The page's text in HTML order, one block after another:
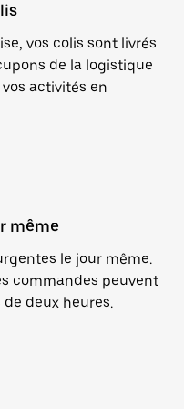
vos colis sont livrés
de la logistique
activités en
même
le jour même.
commandes peuvent
deux heures.